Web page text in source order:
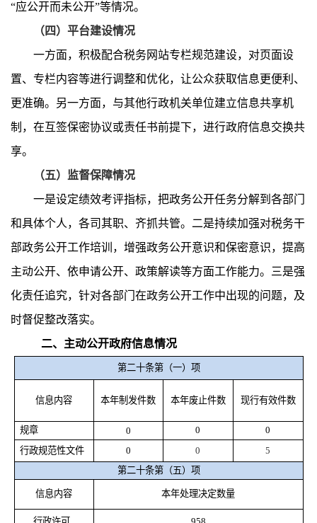
“应公开而未公开”等情况。
（四）平台建设情况
一方面，积极配合税务网站专栏规范建设，对页面设
置、专栏内容等进行调整和优化，让公众获取信息更便利、
更准确。另一方面，与其他行政机关单位建立信息共享机
制，在互签保密协议或责任书前提下，进行政府信息交换共
享。
（五）监督保障情况
一是设定绩效考评指标，把政务公开任务分解到各部门
和具体个人，各司其职、齐抓共管。二是持续加强对税务干
部政务公开工作培训，增强政务公开意识和保密意识，提高
主动公开、依申请公开、政策解读等方面工作能力。三是强
化责任追究，针对各部门在政务公开工作中出现的问题，及
时督促整改落实。
二、主动公开政府信息情况
第二十条第（一）项
信息内容 本年制发件数 本年废止件数 现行有效件数
规章 0 0
0
行政规范性文件
0 0
5
第二十条第（五）项
信息内容 本年处理决定数量